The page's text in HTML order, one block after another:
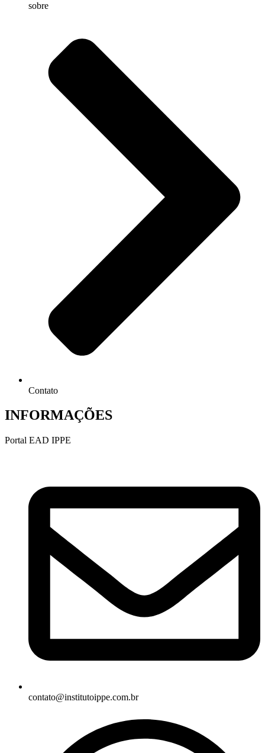
sobre
Contato
INFORMAÇÕES
Portal EAD IPPE
contato@institutoippe.com.br